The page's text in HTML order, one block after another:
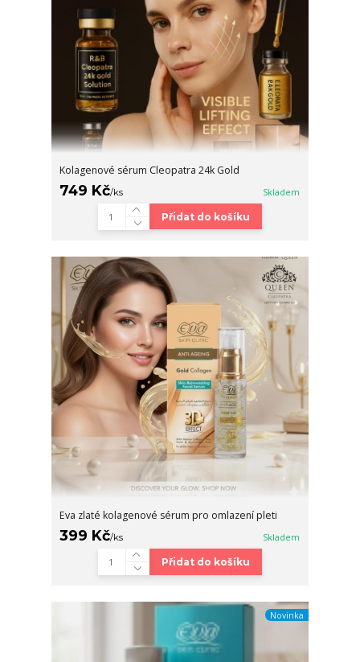
Kolagenové sérum Cleopatra 24k Gold
749 Kč/ks Skladem
Přidat do košíku
Eva zlaté kolagenové sérum pro omlazení pleti
399 Kč/ks Skladem
Přidat do košíku
Novinka